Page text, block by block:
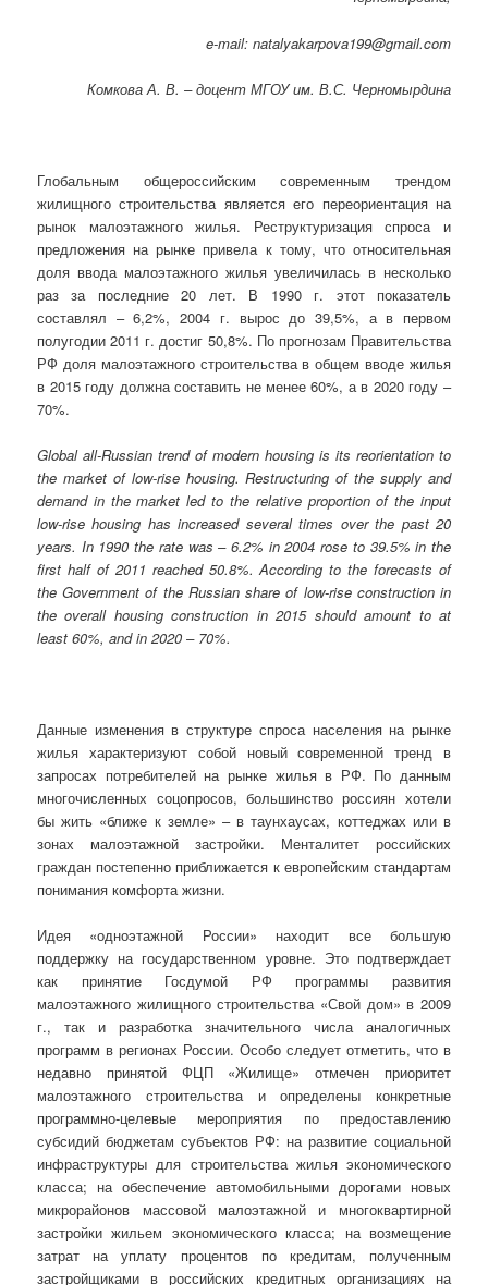
e-mail: natalyakarpova199@gmail.com
Комкова А. В. – доцент МГОУ им. В.С. Черномырдина
Глобальным общероссийским современным трендом
жилищного строительства является его переориентация на
рынок малоэтажного жилья. Реструктуризация спроса и
предложения на рынке привела к тому, что относительная
доля ввода малоэтажного жилья увеличилась в несколько
раз за последние 20 лет. В 1990 г. этот показатель
составлял – 6,2%, 2004 г. вырос до 39,5%, а в первом
полугодии 2011 г. достиг 50,8%. По прогнозам Правительства
РФ доля малоэтажного строительства в общем вводе жилья
в 2015 году должна составить не менее 60%, а в 2020 году –
70%.
Globalall-Russian trend of modern housing is its reorientation to
the market of low-rise housing. Restructuring of the supply and
demand in the market led to the relative proportion of the input
low-rise housing has increased several times over the past 20
years. In 1990 the rate was – 6.2% in 2004 rose to 39.5% in the
first half of 2011 reached 50.8%. According to the forecasts of
the Government of the Russian share of low-rise construction in
the overall housing construction in 2015 should amount to at
least 60%, and in 2020 – 70%.
Данные изменения в структуре спроса населения на рынке
жилья характеризуют собой новый современной тренд в
запросах потребителей на рынке жилья в РФ. По данным
многочисленных соцопросов, большинство россиян хотели
бы жить «ближе к земле» – в таунхаусах, коттеджах или в
зонах малоэтажной застройки. Менталитет российских
граждан постепенно приближается к европейским стандартам
понимания комфорта жизни.
Идея «одноэтажной России» находит все большую
поддержку на государственном уровне. Это подтверждает
как принятие Госдумой РФ программы развития
малоэтажного жилищного строительства «Свой дом» в 2009
г., так и разработка значительного числа аналогичных
программ в регионах России. Особо следует отметить, что в
недавно принятой ФЦП «Жилище» отмечен приоритет
малоэтажного строительства и определены конкретные
программно-целевые мероприятия по предоставлению
субсидий бюджетам субъектов РФ: на развитие социальной
инфраструктуры для строительства жилья экономического
класса; на обеспечение автомобильными дорогами новых
микрорайонов массовой малоэтажной и многоквартирной
застройки жильем экономического класса; на возмещение
затрат на уплату процентов по кредитам, полученным
застройщиками в российских кредитных организациях на